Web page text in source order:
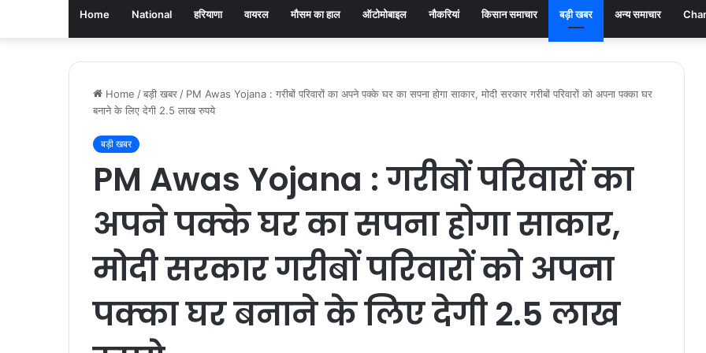
Home National हरियाणा वायरल मौसम का हाल ऑटोमोबाइल नौकरियां किसान समाचार बड़ी खबर अन्य समाचार
Home /बड़ी खबर / PM Awas Yojana : गरीबों परिवारों का अपने पक्के घर का सपना होगा साकार, मोदी सरकार गरीबों परिवारों को अपना पक्का घर
बनाने के लिए देगी 2.5 लाख रुपये
बड़ी खबर
PM Awas Yojana : गरीबों परिवारों का
अपने पक्के घर का सपना होगा साकार,
मोदी सरकार गरीबों परिवारों को अपना
पक्का घर बनाने के लिए देगी 2.5 लाख